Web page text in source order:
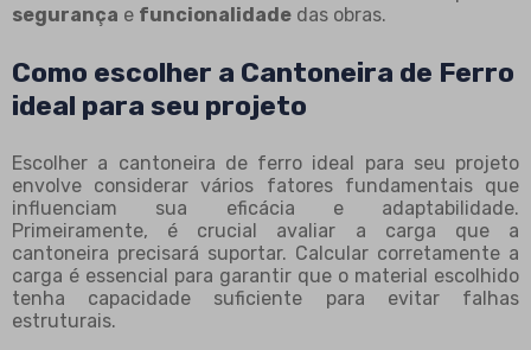
segurança e funcionalidade das obras.
Como escolher a Cantoneira de Ferro
ideal para seu projeto
Escolher a cantoneira de ferro ideal para seu projeto
envolve considerar vários fatores fundamentais que
influenciam sua eficácia e adaptabilidade.
Primeiramente, é crucial avaliar a carga que a
cantoneira precisará suportar. Calcular corretamente a
carga é essencial para garantir que o material escolhido
tenha capacidade suficiente para evitar falhas
estruturais.